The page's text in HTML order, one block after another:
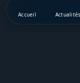
Accueil Actualités